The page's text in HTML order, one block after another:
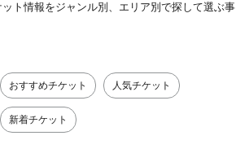
ト情報をジャンル別、エリア別で探して選ぶ事
おすすめチケット 人気チケット
新着チケット